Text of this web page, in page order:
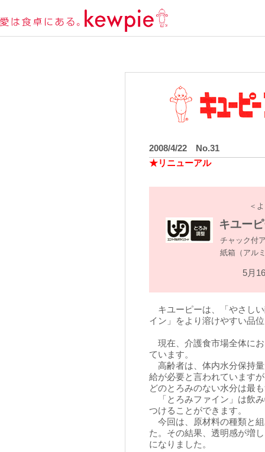
2008/4/22 No.31
★リニューアル
＜
キユー
チャック付
紙箱（アル
5月
キユーピーは、「やさし
イン」をより溶けやすい品
現在、介護食市場全体に
ています。
高齢者は、体内水分保持
給が必要と言われています
どのとろみのない水分は最
「とろみファイン」は飲
つけることができます。
今回は、原材料の種類と
た。その結果、透明感が増
になりました。